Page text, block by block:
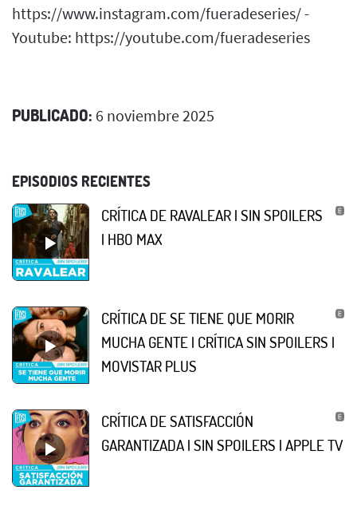
https://www.instagram.com/fueradeseries/ -
Youtube: https://youtube.com/fueradeseries
PUBLICADO: 6 noviembre 2025
EPISODIOS RECIENTES
CRÍTICA DE RAVALEAR | SIN SPOILERS
| HBO MAX
CRÍTICA DE SE TIENE QUE MORIR
MUCHA GENTE | CRÍTICA SIN SPOILERS |
MOVISTAR PLUS
CRÍTICA DE SATISFACCIÓN
GARANTIZADA | SIN SPOILERS | APPLE TV